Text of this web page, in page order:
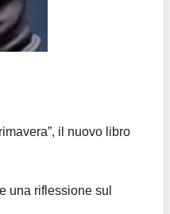
il nuovo libro
una riflessione sul